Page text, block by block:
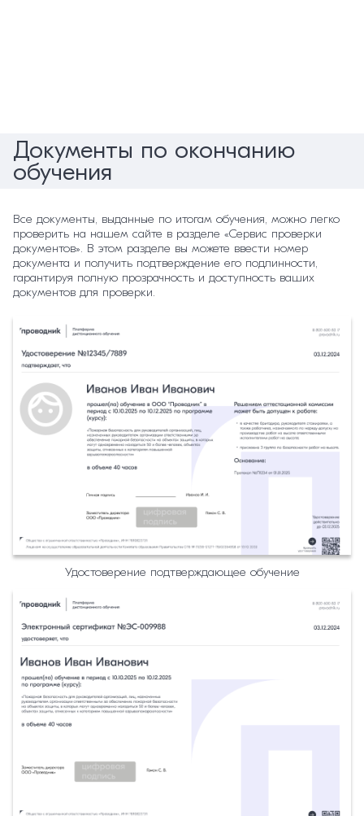
Документы по окончанию
обучения
Все документы, выданные по итогам обучения, можно легко
проверить на нашем сайте в разделе «Сервис проверки
документов». В этом разделе вы можете ввести номер
документа и получить подтверждение его подлинности,
гарантируя полную прозрачность и доступность ваших
документов для проверки.
Удостоверение подтверждающее обучение